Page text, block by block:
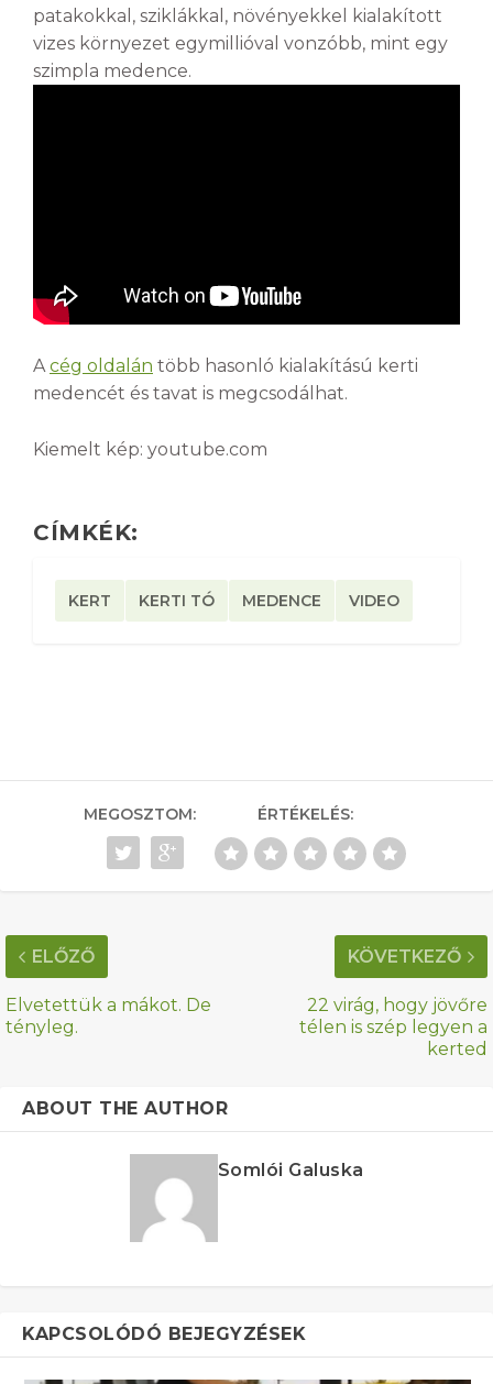
patakokkal, sziklákkal, növényekkel kialakított
vizes környezet egymillióval vonzóbb, mint egy
szimpla medence.
Acég oldalán több hasonló kialakítású kerti
medencét és tavat is megcsodálhat.
Kiemelt kép: youtube.com
CÍMKÉK:
KERT KERTI TÓ MEDENCE VIDEO
MEGOSZTOM: ÉRTÉKELÉS:
ELŐZŐ
Elvetettük a mákot. De
tényleg.
KÖVETKEZŐ
22 virág, hogy jövőre
télen is szép legyen a
kerted
ABOUT THE AUTHOR
Somlói Galuska
KAPCSOLÓDÓ BEJEGYZÉSEK